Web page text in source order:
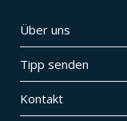
Über uns
Tipp senden
Kontakt